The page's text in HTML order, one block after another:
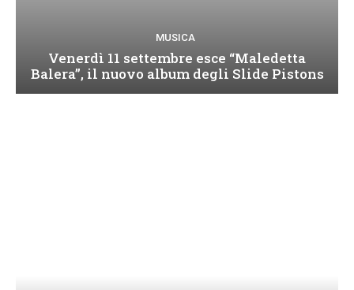
MUSICA
Venerdì 11 settembre esce “Maledetta
Balera”, il nuovo album degli Slide Pistons